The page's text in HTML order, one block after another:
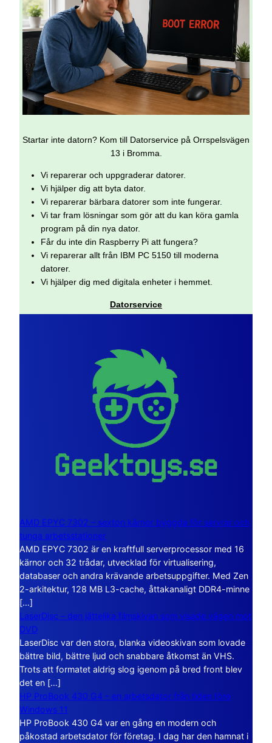
Startar inte datorn? Kom till Datorservice på Orrspelsvägen
13 i Bromma.
Vi reparerar och uppgraderar datorer.
Vi hjälper dig att byta dator.
Vi reparerar bärbara datorer som inte fungerar.
Vi tar fram lösningar som gör att du kan köra gamla
program på din nya dator.
Får du inte din Raspberry Pi att fungera?
Vi reparerar allt från IBM PC 5150 till moderna
datorer.
Vi hjälper dig med digitala enheter i hemmet.
Datorservice
AMD EPYC 7302 – sexton kärnor byggda för servrar och
tunga arbetsstationer
AMD EPYC 7302 är en kraftfull serverprocessor med 16
kärnor och 32 trådar, utvecklad för virtualisering,
databaser och andra krävande arbetsuppgifter. Med Zen
2-arkitektur, 128 MB L3-cache, åttakanaligt DDR4-minne
[…]
LaserDisc – den jättelika filmskivan som visade vägen mot
DVD
LaserDisc var den stora, blanka videoskivan som lovade
bättre bild, bättre ljud och snabbare åtkomst än VHS.
Trots att formatet aldrig slog igenom på bred front blev
det en […]
HP ProBook 430 G4 – en arbetsdator från tiden före
Windows 11
HP ProBook 430 G4 var en gång en modern och
påkostad arbetsdator för företag. I dag har den hamnat i